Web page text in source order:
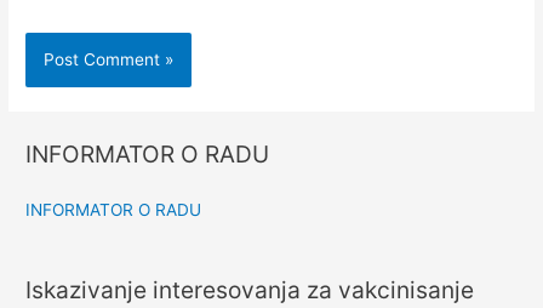
INFORMATOR O RADU
INFORMATOR O RADU
Iskazivanje interesovanja za vakcinisanje